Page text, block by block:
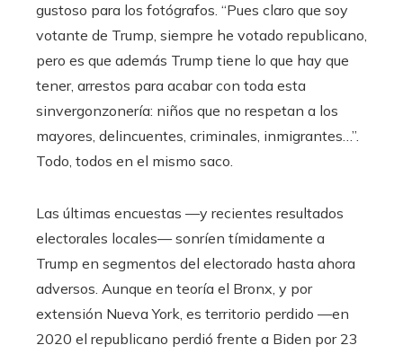
gustoso para los fotógrafos. “Pues claro que soy
votante de Trump, siempre he votado republicano,
pero es que además Trump tiene lo que hay que
tener, arrestos para acabar con toda esta
sinvergonzonería: niños que no respetan a los
mayores, delincuentes, criminales, inmigrantes…”.
Todo, todos en el mismo saco.
Las últimas encuestas —y recientes resultados
electorales locales— sonríen tímidamente a
Trump en segmentos del electorado hasta ahora
adversos. Aunque en teoría el Bronx, y por
extensión Nueva York, es territorio perdido —en
2020 el republicano perdió frente a Biden por 23